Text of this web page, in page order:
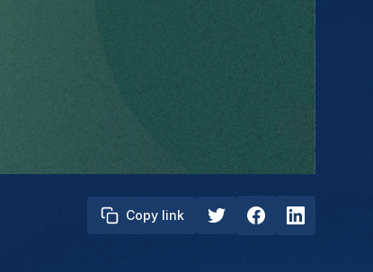
Copy link